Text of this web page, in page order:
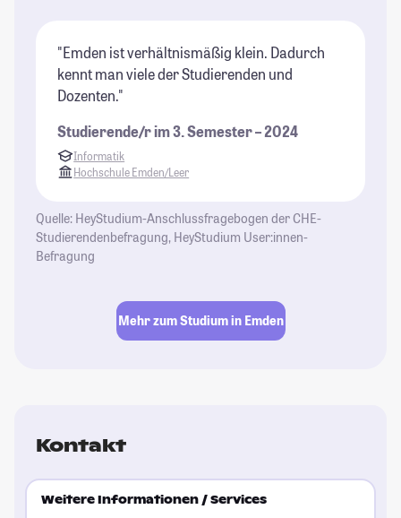
"Emden ist verhältnismäßig klein. Dadurch
kennt man viele der Studierenden und
Dozenten."
Studierende/r im 3. Semester – 2024
Informatik
Hochschule Emden/Leer
Quelle: HeyStudium-Anschlussfragebogen der CHE-
Studierendenbefragung, HeyStudium User:innen-
Befragung
Mehr zum Studium in Emden
Kontakt
Weitere Informationen / Services